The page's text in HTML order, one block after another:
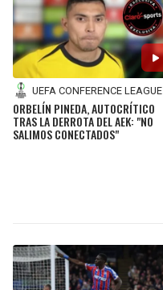
UEFA CONFERENCE LEAGUE
ORBELÍN PINEDA, AUTOCRÍTICO
TRAS LA DERROTA DEL AEK: "NO
SALIMOS CONECTADOS"